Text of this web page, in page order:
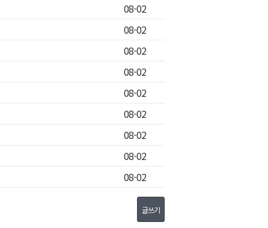
08-02
08-02
08-02
08-02
08-02
08-02
08-02
08-02
08-02
글쓰기